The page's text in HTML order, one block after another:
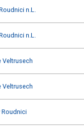
n.L.
n.L.
Veltrusech
Veltrusech
Roudnici